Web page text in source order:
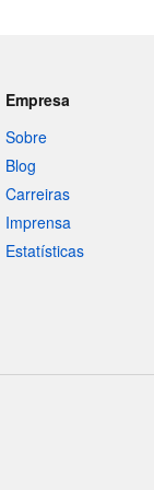
Empresa
Sobre
Blog
Carreiras
Imprensa
Estatísticas